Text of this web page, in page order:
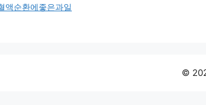
액순환에좋은과일
©